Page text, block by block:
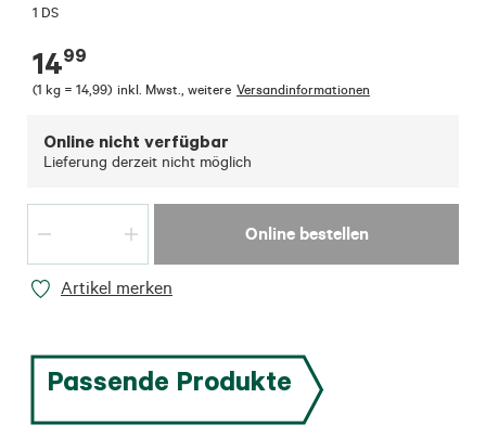
1 DS
1499
(1 kg = 14,99) inkl. Mwst. weitere Versandinformationen
Online nicht verfügbar
Lieferung derzeit nicht möglich
Online bestellen
Artikel merken
Passende Produkte